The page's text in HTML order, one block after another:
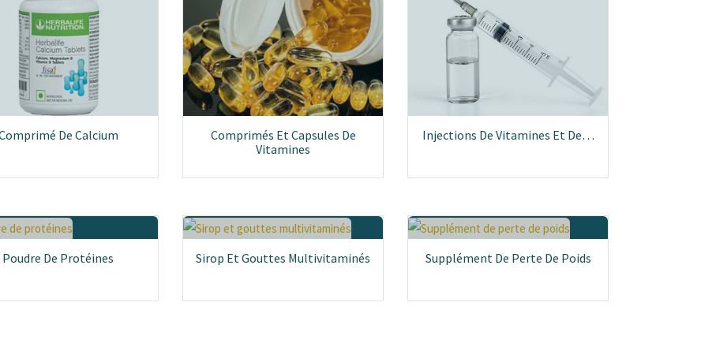
De Calcium
Comprimés Et Capsules De
Vitamines
Injections De Vitamines Et De…
Poudre De Protéines Sirop Et Gouttes Multivitaminés Supplément De Perte De Poids